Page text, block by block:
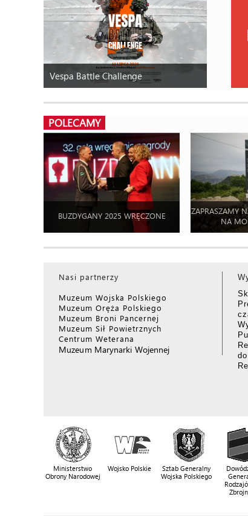
Vespa Battle Challenge
POLECAMY
BUZDYGANY 2025 WRĘCZONE
ZAPRASZAMY
NA
Nasi partnerzy
Muzeum Wojska Polskiego
Muzeum Oręża Polskiego
Muzeum Broni Pancernej
Muzeum Sił Powietrznych
Centrum Weterana
Muzeum Marynarki Wojennej
Ministerstwo
Obrony Narodowej
Wojsko Polskie
Sztab Generalny
Wojska Polskiego